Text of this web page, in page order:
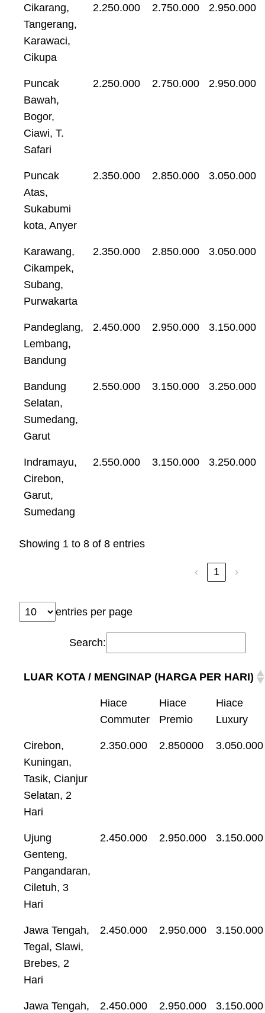
Cikarang,
Tangerang,
Karawaci,
Cikupa
2.250.000 2.750.000 2.950.000
Puncak
Bawah,
Bogor,
Ciawi, T.
Safari
2.250.000 2.750.000 2.950.000
Puncak
Atas,
Sukabumi
kota, Anyer
2.350.000 2.850.000 3.050.000
Karawang,
Cikampek,
Subang,
Purwakarta
2.350.000 2.850.000 3.050.000
Pandeglang,
Lembang,
Bandung
2.450.000 2.950.000 3.150.000
Bandung
Selatan,
Sumedang,
Garut
2.550.000 3.150.000 3.250.000
Indramayu,
Cirebon,
Garut,
Sumedang
2.550.000 3.150.000 3.250.000
Showing 1 to 8 of 8 entries
‹ 1 ›
entries per page
Search:
LUAR KOTA / MENGINAP (HARGA PER HARI)
Hiace
Commuter
Hiace
Premio
Hiace
Luxury
Cirebon,
Kuningan,
Tasik, Cianjur
Selatan, 2
Hari
2.350.000 2.850000 3.050.000
Ujung
Genteng,
Pangandaran,
Ciletuh, 3
Hari
2.450.000 2.950.000 3.150.000
Jawa Tengah,
Tegal, Slawi,
Brebes, 2
Hari
2.450.000 2.950.000 3.150.000
Jawa Tengah,
2.450.000 2.950.000 3.150.000